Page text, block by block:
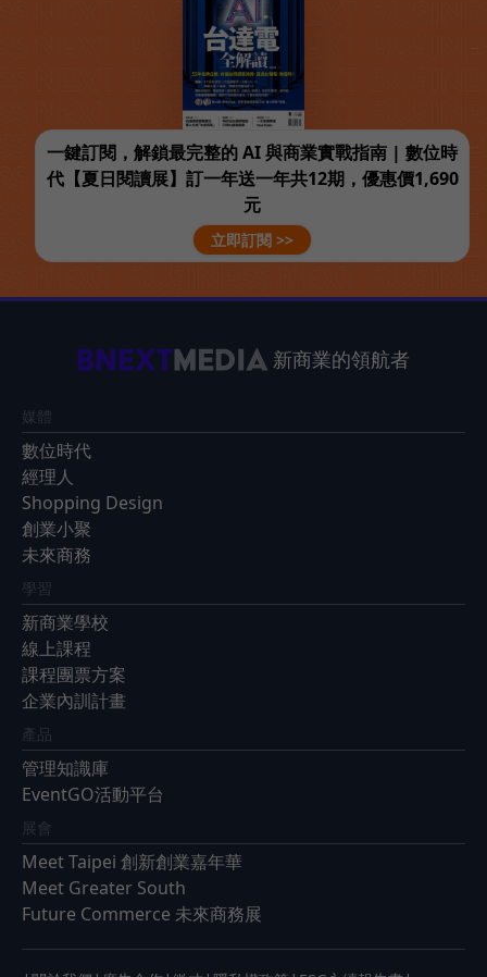
一鍵訂閱，解鎖最完整的 AI 與商業實戰指南 | 數位時
代【夏日閱讀展】訂一年送一年共12期，優惠價1,690
元
立即訂閱 >>
新商業的領航者
媒體
數位時代
經理人
Shopping Design
創業小聚
未來商務
學習
新商業學校
線上課程
課程團票方案
企業內訓計畫
產品
管理知識庫
EventGO活動平台
展會
Meet Taipei 創新創業嘉年華
Meet Greater South
Future Commerce 未來商務展